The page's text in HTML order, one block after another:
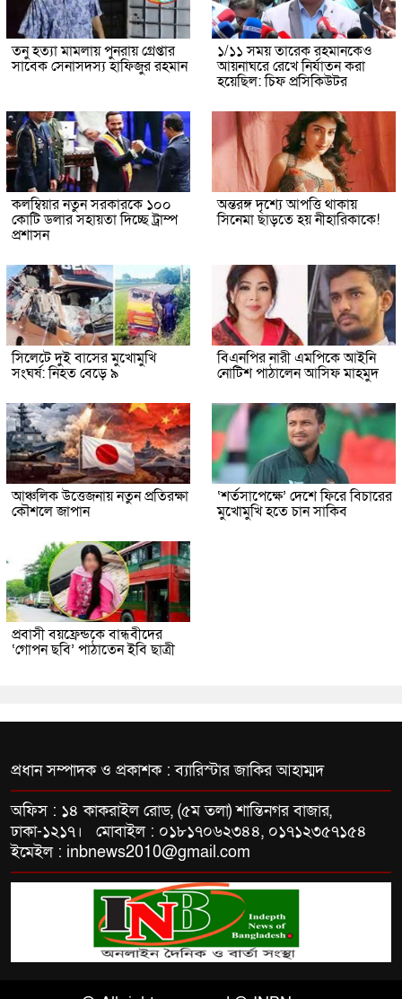
তনু হত্যা মামলায় পুনরায় গ্রেপ্তার
সাবেক সেনাসদস্য হাফিজুর রহমান
১/১১ সময় তারেক রহমানকেও
আয়নাঘরে রেখে নির্যাতন করা
হয়েছিল: চিফ প্রসিকিউটর
কলম্বিয়ার নতুন সরকারকে ১০০
কোটি ডলার সহায়তা দিচ্ছে ট্রাম্প
প্রশাসন
অন্তরঙ্গ দৃশ্যে আপত্তি থাকায়
সিনেমা ছাড়তে হয় নীহারিকাকে!
সিলেটে দুই বাসের মুখোমুখি
সংঘর্ষ: নিহত বেড়ে ৯
বিএনপির নারী এমপিকে আইনি
নোটিশ পাঠালেন আসিফ মাহমুদ
আঞ্চলিক উত্তেজনায় নতুন প্রতিরক্ষা
কৌশলে জাপান
‘শর্তসাপেক্ষে’ দেশে ফিরে বিচারের
মুখোমুখি হতে চান সাকিব
প্রবাসী বয়ফ্রেন্ডকে বান্ধবীদের
‘গোপন ছবি’ পাঠাতেন ইবি ছাত্রী
প্রধান সম্পাদক ও প্রকাশক : ব্যারিস্টার জাকির আহাম্মদ
অফিস : ১৪ কাকরাইল রোড, (৫ম তলা) শান্তিনগর বাজার,
ঢাকা-১২১৭। মোবাইল : ০১৮১৭০৬২৩৪৪, ০১৭১২৩৫৭১৫৪
ইমেইল : inbnews2010@gmail.com